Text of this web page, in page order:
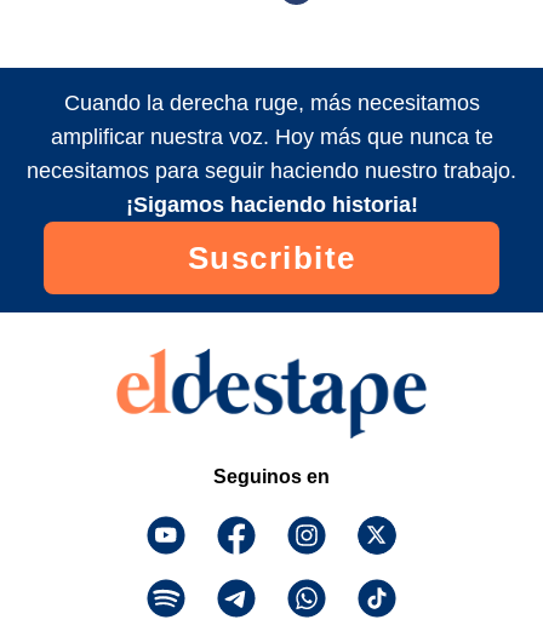
Cuando la derecha ruge, más necesitamos
amplificar nuestra voz. Hoy más que nunca te
necesitamos para seguir haciendo nuestro trabajo.
¡Sigamos haciendo historia!
Suscribite
Seguinos en